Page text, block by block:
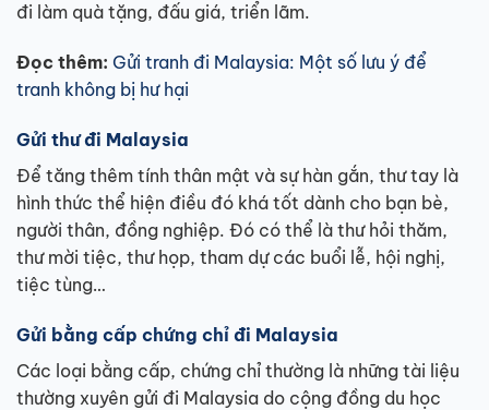
đi làm quà tặng, đấu giá, triển lãm.
Đọc thêm: Gửi tranh đi Malaysia: Một số lưu ý để
tranh không bị hư hại
Gửi thư đi Malaysia
Để tăng thêm tính thân mật và sự hàn gắn, thư tay là
hình thức thể hiện điều đó khá tốt dành cho bạn bè,
người thân, đồng nghiệp. Đó có thể là thư hỏi thăm,
thư mời tiệc, thư họp, tham dự các buổi lễ, hội nghị,
tiệc tùng…
Gửi bằng cấp chứng chỉ đi Malaysia
Các loại bằng cấp, chứng chỉ thường là những tài liệu
thường xuyên gửi đi Malaysia do cộng đồng du học